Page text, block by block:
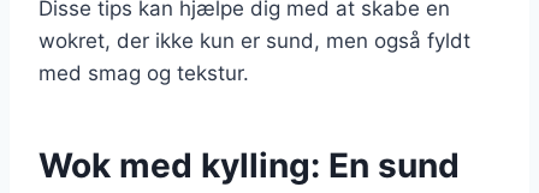
Disse tips kan hjælpe dig med at skabe en
wokret, der ikke kun er sund, men også fyldt
med smag og tekstur.
Wok med kylling: En sund